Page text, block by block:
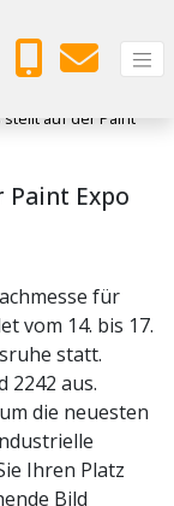
auf der Paint
Expo
für
vom 14. bis 17.
statt.
2242 aus.
die neuesten
Ihren Platz
Bild